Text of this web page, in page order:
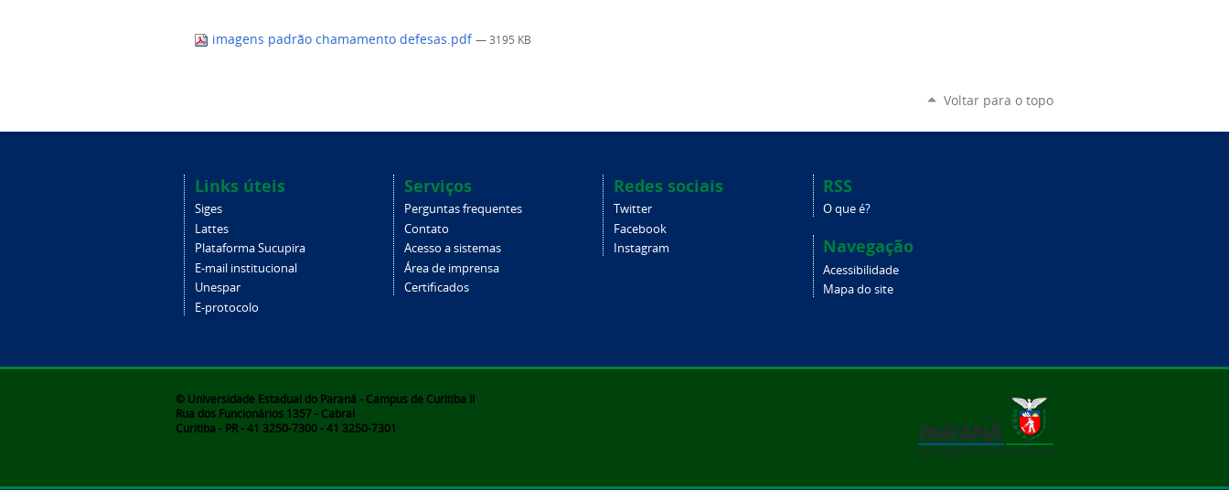
imagens padrão chamamento defesas.pdf — 3195 KB
Voltar para o topo
Links úteis
Siges
Lattes
Plataforma Sucupira
E-mail institucional
Unespar
E-protocolo
Serviços
Perguntas frequentes
Contato
Acesso a sistemas
Área de imprensa
Certificados
Redes sociais
Twitter
Facebook
Instagram
RSS
O que é?
Navegação
Acessibilidade
Mapa do site
© Universidade Estadual do Paraná - Campus de Curitiba II
Rua dos Funcionários 1357 - Cabral
Curitiba - PR - 41 3250-7300 - 41 3250-7301